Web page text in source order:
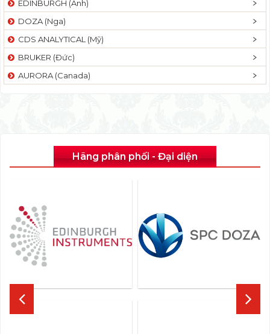
EDINBURGH (Anh)
DOZA (Nga)
CDS ANALYTICAL (Mỹ)
BRUKER (Đức)
AURORA (Canada)
Hãng phân phối - Đại diện